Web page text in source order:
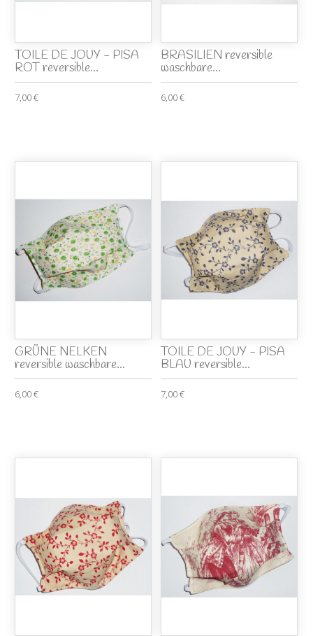
TOILE DE JOUY - PISA
ROT reversible...
7,00 €
BRASILIEN reversible
waschbare...
6,00 €
GRÜNE NELKEN
reversible waschbare...
6,00 €
TOILE DE JOUY - PISA
BLAU reversible...
7,00 €